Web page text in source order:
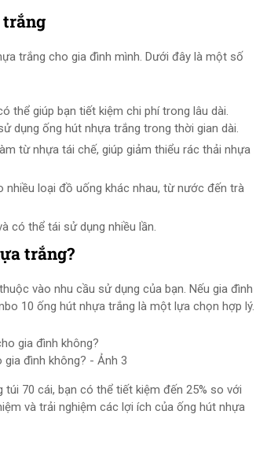
trắng
trắng cho gia đình mình. Dưới đây là một số
thể giúp bạn tiết kiệm chi phí trong lâu dài.
dụng ống hút nhựa trắng trong thời gian dài.
từ nhựa tái chế, giúp giảm thiểu rác thải nhựa
loại đồ uống khác nhau, từ nước đến trà
có thể tái sử dụng nhiều lần.
trắng?
vào nhu cầu sử dụng của bạn. Nếu gia đình
10 ống hút nhựa trắng là một lựa chọn hợp lý.
đình không? - Ảnh 3
70 cái, bạn có thể tiết kiệm đến 25% so với
và trải nghiệm các lợi ích của ống hút nhựa